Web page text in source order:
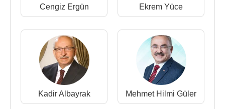
Cengiz Ergün Ekrem Yüce
Kadir Albayrak Mehmet Hilmi Güler